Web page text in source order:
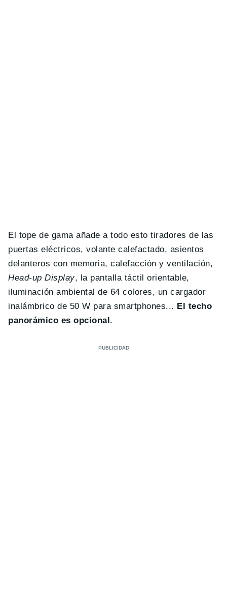
El tope de gama añade a todo esto tiradores de las
puertas eléctricos, volante calefactado, asientos
delanteros con memoria, calefacción y ventilación,
Head-up Display, la pantalla táctil orientable,
iluminación ambiental de 64 colores, un cargador
inalámbrico de 50 W para smartphones... El techo
panorámico es opcional.